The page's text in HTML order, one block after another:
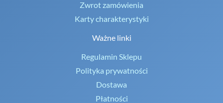
Zwrot zamówienia
Karty charakterystyki
Ważne linki
Regulamin Sklepu
Polityka prywatności
Dostawa
Płatności